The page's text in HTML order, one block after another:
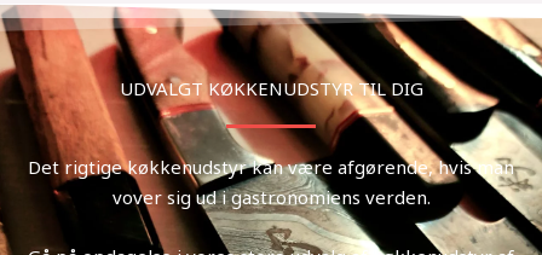
UDVALGT KØKKENUDSTYR TIL DIG
Det rigtige køkkenudstyr kan være afgørende, hvis man
vover sig ud i gastronomiens verden.